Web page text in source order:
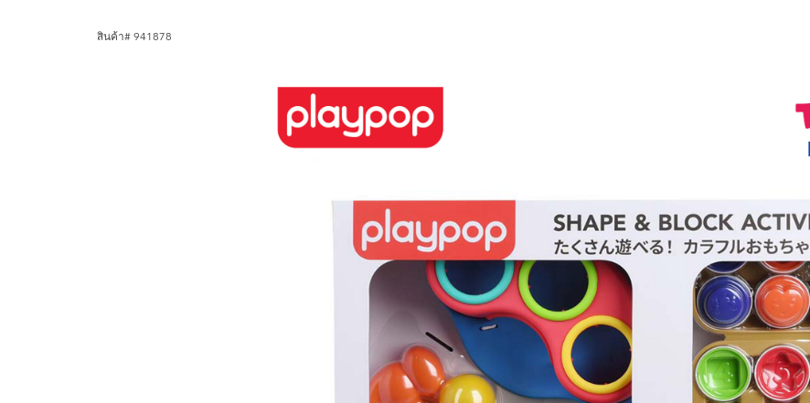
สินค้า# 941878